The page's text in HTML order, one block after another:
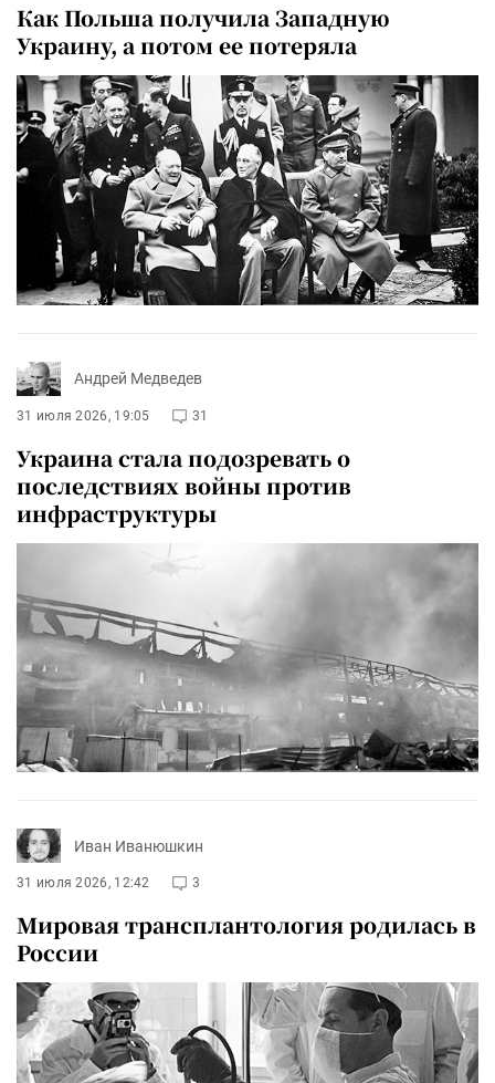
Как Польша получила Западную
Украину, а потом ее потеряла
Андрей Медведев
31 июля 2026, 19:05 31
Украина стала подозревать о
последствиях войны против
инфраструктуры
Иван Иванюшкин
31 июля 2026, 12:42 3
Мировая трансплантология родилась в
России